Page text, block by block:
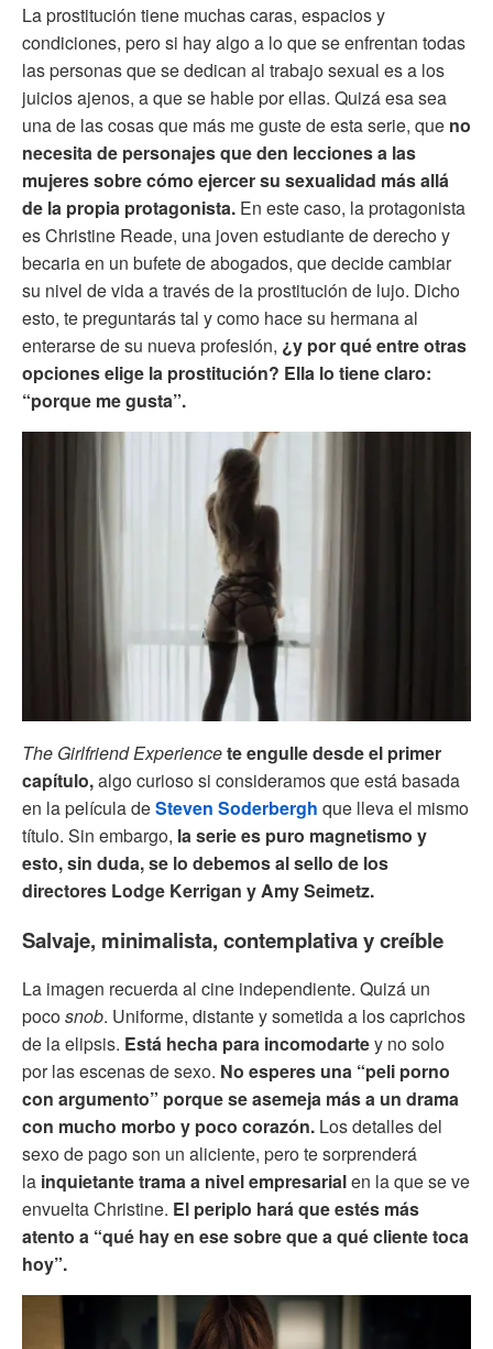
La prostitución tiene muchas caras, espacios y
condiciones, pero si hay algo a lo que se enfrentan todas
las personas que se dedican al trabajo sexual es a los
juicios ajenos, a que se hable por ellas. Quizá esa sea
una de las cosas que más me guste de esta serie, que no
necesita de personajes que den lecciones a las
mujeres sobre cómo ejercer su sexualidad más allá
de la propia protagonista. En este caso, la protagonista
es Christine Reade, una joven estudiante de derecho y
becaria en un bufete de abogados, que decide cambiar
su nivel de vida a través de la prostitución de lujo. Dicho
esto, te preguntarás tal y como hace su hermana al
enterarse de su nueva profesión, ¿y por qué entre otras
opciones elige la prostitución? Ella lo tiene claro:
“porque me gusta”.
The Girlfriend Experiencete engulle desde el primer
capítulo,algo curioso si consideramos que está basada
en la película deSteven Soderbergh que lleva el mismo
título. Sin embargo, la serie es puro magnetismo y
esto, sin duda, se lo debemos al sello de los
directores Lodge Kerrigan y Amy Seimetz.
Salvaje, minimalista, contemplativa y creíble
La imagen recuerda al cine independiente. Quizá un
pocosnob. Uniforme, distante y sometida a los caprichos
de la elipsis. Está hecha para incomodartey no solo
por las escenas de sexo. No esperes una “peli porno
con argumento” porque se asemeja más a un drama
con mucho morbo y poco corazón. Los detalles del
sexo de pago son un aliciente, pero te sorprenderá
la inquietante trama a nivel empresarialen la que se ve
envuelta Christine. El periplo hará que estés más
atento a “qué hay en ese sobre que a qué cliente toca
hoy”.